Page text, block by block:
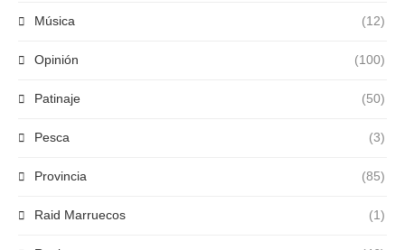
Música (12)
Opinión (100)
Patinaje (50)
Pesca (3)
Provincia (85)
Raid Marruecos (1)